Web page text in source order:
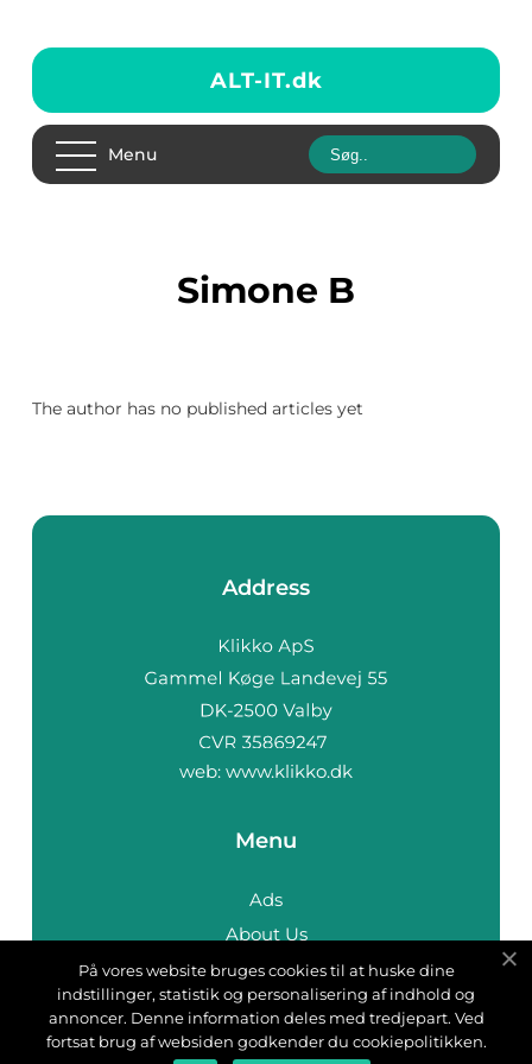
ALT-IT.dk
Menu
Simone B
The author has no published articles yet
Address
web: www.klikko.dk
Menu
Ads
About Us
Cookies
Contact
Sitemap
På vores website bruges cookies til at huske dine
indstillinger, statistik og personalisering af indhold og
annoncer. Denne information deles med tredjepart. Ved
fortsat brug af websiden godkender du cookiepolitikken.